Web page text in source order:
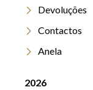
Devoluções
Contactos
Anela
2026